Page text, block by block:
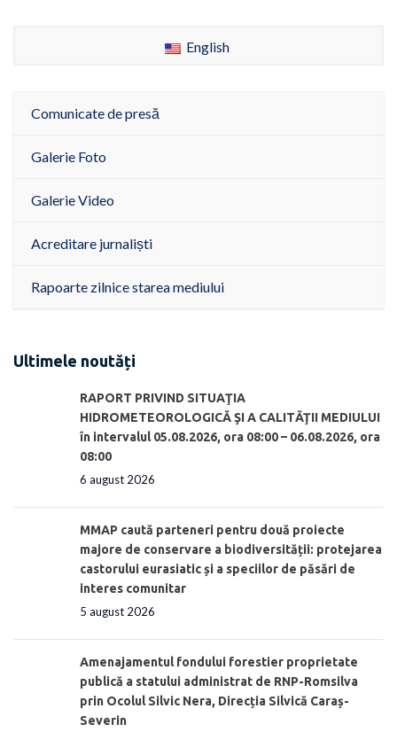
English
Comunicate de presă
Galerie Foto
Galerie Video
Acreditare jurnaliști
Rapoarte zilnice starea mediului
Ultimele noutăți
RAPORT PRIVIND SITUAŢIA
HIDROMETEOROLOGICĂ ŞI A CALITĂŢII MEDIULUI
în intervalul 05.08.2026, ora 08:00 – 06.08.2026, ora
08:00
6 august 2026
MMAP caută parteneri pentru două proiecte
majore de conservare a biodiversității: protejarea
castorului eurasiatic și a speciilor de păsări de
interes comunitar
5 august 2026
Amenajamentul fondului forestier proprietate
publică a statului administrat de RNP-Romsilva
prin Ocolul Silvic Nera, Direcția Silvică Caraș-
Severin